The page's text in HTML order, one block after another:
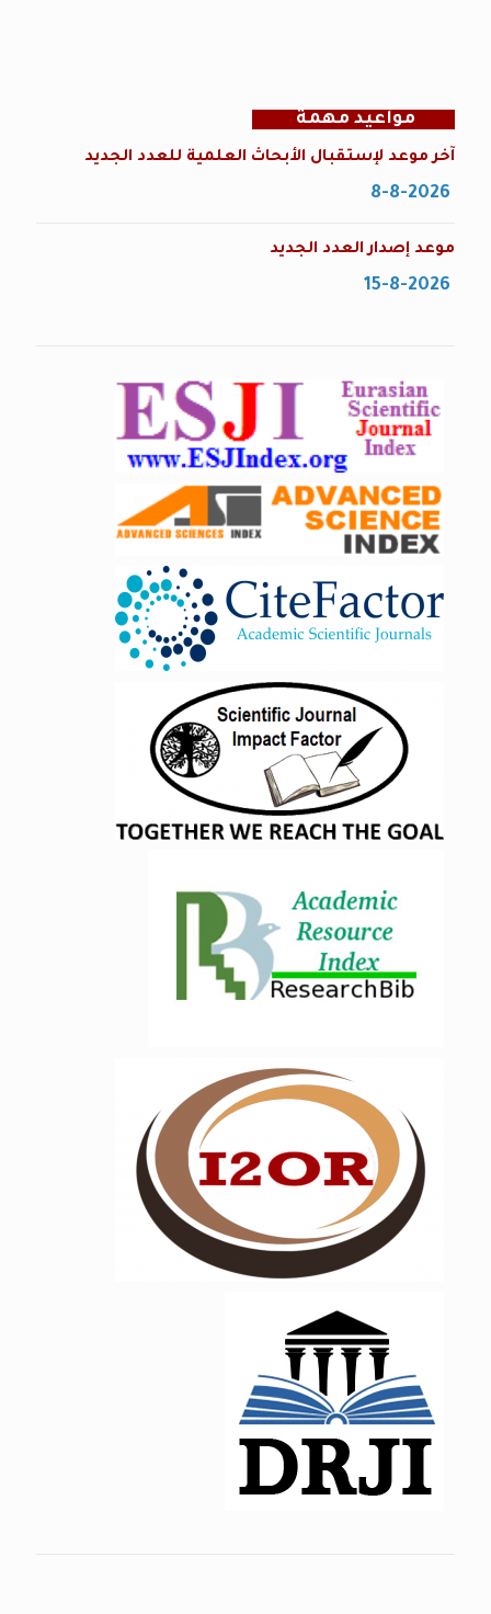
مواعيد مهمة
آخر موعد لإستقبال الأبحاث العلمية للعدد الجديد
موعد إصدار العدد الجديد